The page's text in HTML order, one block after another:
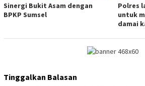
Sinergi Bukit Asam dengan
BPKP Sumsel
Polres
untuk
damai
Tinggalkan Balasan